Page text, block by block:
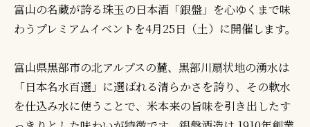
富山の名蔵が誇る珠玉の日本酒「銀盤」を心ゆくまで味
わうプレミアムイベントを4月25日（土）に開催します。
富山県黒部市の北アルプスの麓、黒部川扇状地の湧水は
「日本名水百選」に選ばれる清らかさを誇り、その軟水
を仕込み水に使うことで、米本来の旨味を引き出したす